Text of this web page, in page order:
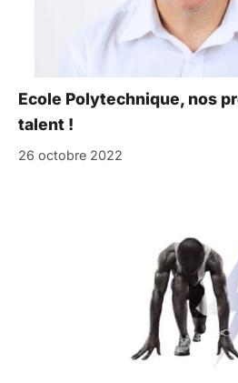
Ecole Polytechnique, nos
talent !
26 octobre 2022